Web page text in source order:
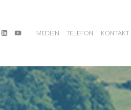
MEDIEN TELEFON KONTAKT